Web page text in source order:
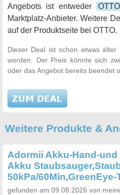
Angebots ist entweder
OTTO
Marktplatz-Anbieter. Weitere
auf der Produktseite bei OTTO.
Dieser Deal ist schon etwas älter
worden. Der Preis könnte sich
oder das Angebot bereits beendet
Weitere Produkte &
Adormii Akku-Hand-
Akku
50kPa/
gefunden am 09.08.2026 von